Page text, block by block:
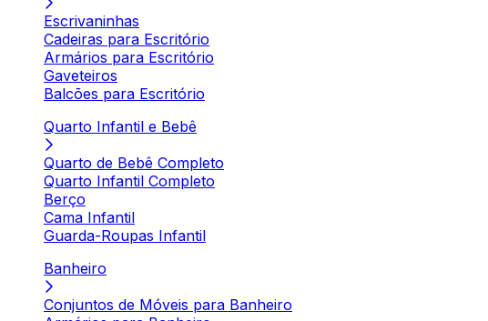
Escrivaninhas
Cadeiras para Escritório
Armários para Escritório
Gaveteiros
Balcões para Escritório
Quarto Infantil e Bebê
Quarto de Bebê Completo
Quarto Infantil Completo
Berço
Cama Infantil
Guarda-Roupas Infantil
Banheiro
Conjuntos de Móveis para Banheiro